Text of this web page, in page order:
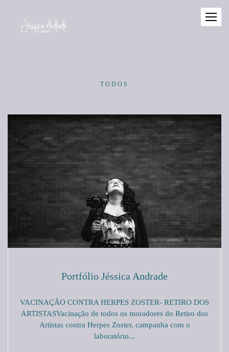
TODOS
Portfólio Jéssica Andrade
VACINAÇÃO CONTRA HERPES ZOSTER- RETIRO DOS
ARTISTASVacinação de todos os moradores do Retiro dos
Artistas contra Herpes Zoster, campanha com o
laboratório...